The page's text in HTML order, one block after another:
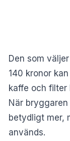
Den som
140 kronor
kaffe och filter
När
betydligt mer,
används.